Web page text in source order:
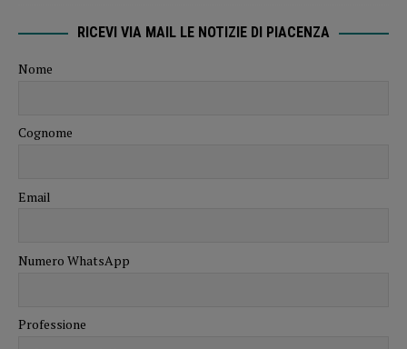
RICEVI VIA MAIL LE NOTIZIE DI PIACENZA
Nome
Cognome
Email
Numero WhatsApp
Professione